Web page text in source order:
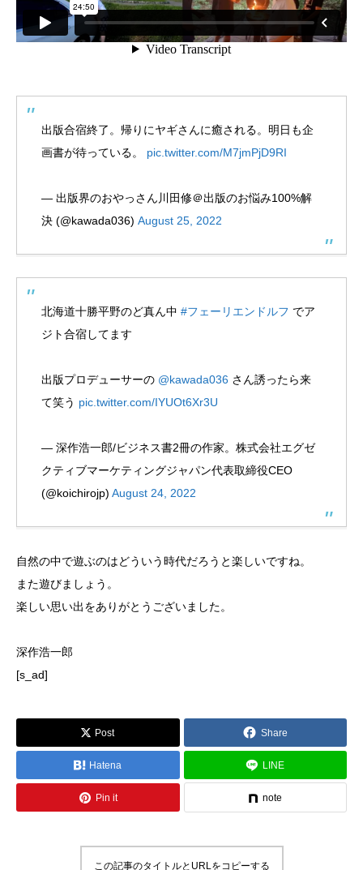
出版合宿終了。帰りにヤギさんに癒される。明日も企
画書が待っている。 pic.twitter.com/M7jmPjD9RI
— 出版界のおやっさん川田修＠出版のお悩み100%解
決 (@kawada036) August 25, 2022
北海道十勝平野のど真ん中 #フェーリエンドルフ でア
ジト合宿してます
出版プロデューサーの @kawada036 さん誘ったら来
て笑う pic.twitter.com/IYUOt6Xr3U
— 深作浩一郎/ビジネス書2冊の作家。株式会社エグゼ
クティブマーケティングジャパン代表取締役CEO
(@koichirojp) August 24, 2022
自然の中で遊ぶのはどういう時代だろうと楽しいですね。
また遊びましょう。
楽しい思い出をありがとうございました。
深作浩一郎
[s_ad]
Post Share
Hatena LINE
Pin it note
この記事のタイトルとURLをコピーする